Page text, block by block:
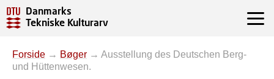
Danmarks
Tekniske Kulturarv
Forside → Bøger → Ausstellung des Deutschen Berg-
und Hüttenwesen.